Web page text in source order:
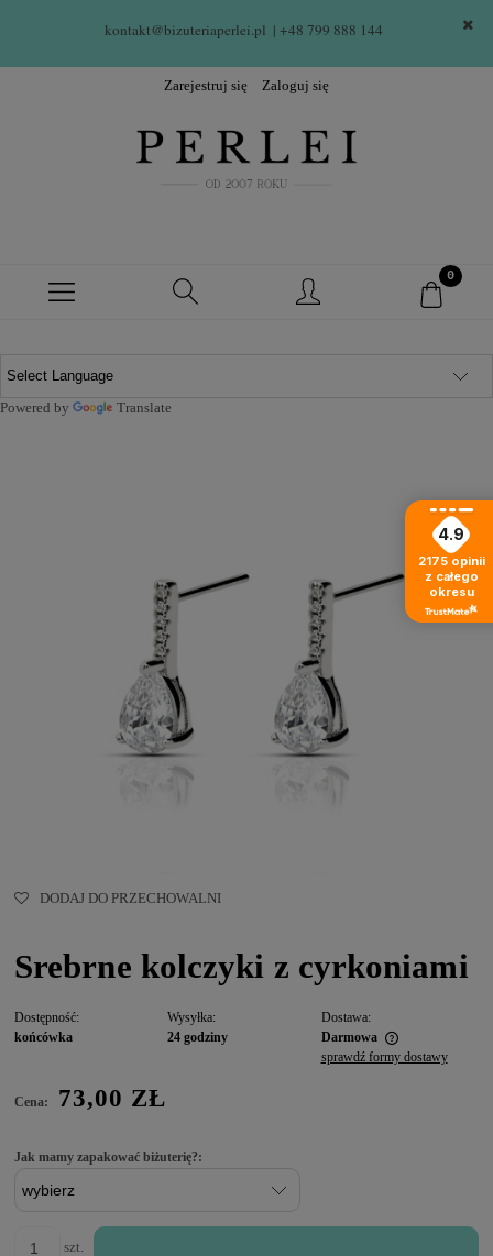
kontakt@bizuteriaperlei.pl | +48 799 888 144
Zarejestruj się Zaloguj się
Powered by Translate
DODAJ DO PRZECHOWALNI
Srebrne kolczyki z cyrkoniami
Dostępność:
końcówka
Wysyłka:
24 godziny
Dostawa:
Darmowa
sprawdź formy dostawy
Cena: 73,00 ZŁ
Jak mamy zapakować biżuterię?:
szt.
4.9
2175 opinii
z całego
okresu